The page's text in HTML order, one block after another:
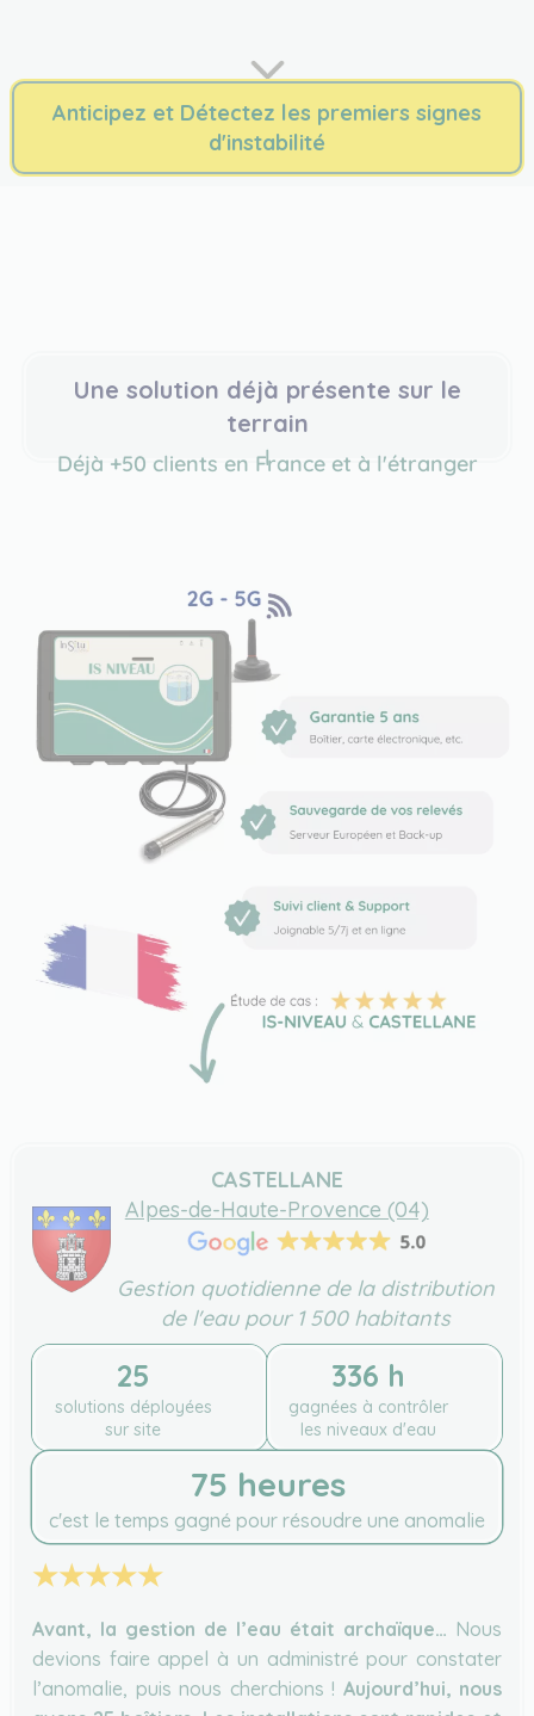
Anticipez et Détectez les premiers signes
d'instabilité
Une solution déjà présente sur le
terrain
l
Déjà +50 clients en France et à l'étranger
CASTELLANE
Alpes-de-Haute-Provence (04)
Gestion quotidienne de la distribution
de l'eau pour 1 500 habitants
25
solutions déployées
sur site
336 h
gagnées à contrôler
les niveaux d'eau
75 heures
c'est le temps gagné pour résoudre une anomalie
★★★★★
Avant, la gestion de l’eau était archaïque… Nous
devions faire appel à un administré pour constater
l’anomalie, puis nous cherchions ! Aujourd’hui, nous